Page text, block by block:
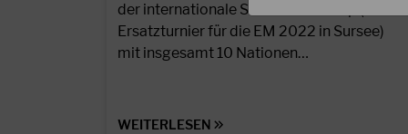
der internationale Swiss Karate Cup (ein
Ersatzturnier für die EM 2022 in Sursee)
mit insgesamt 10 Nationen…
WEITERLESEN